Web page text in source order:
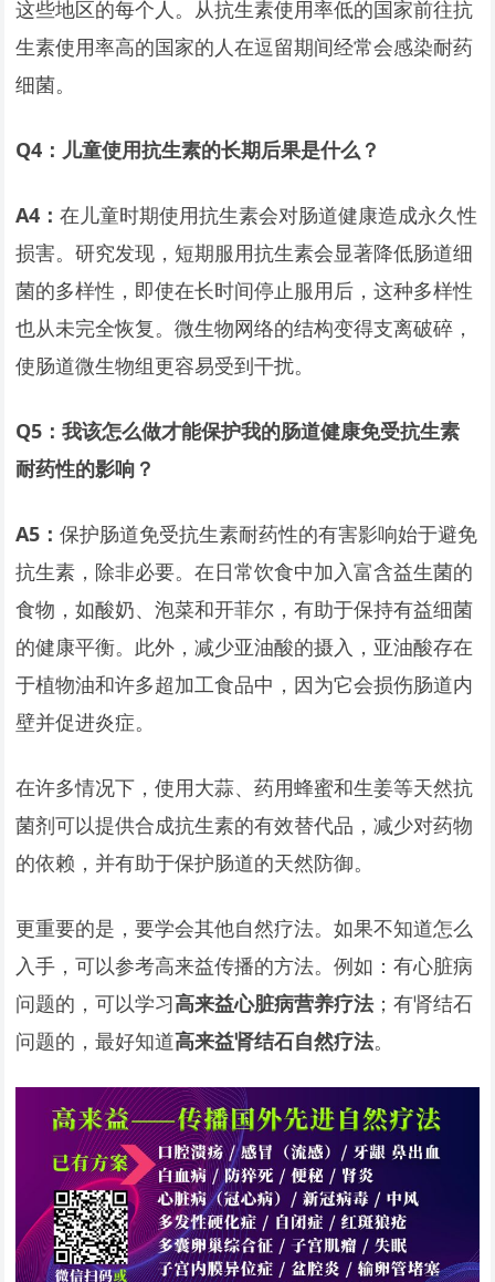
这些地区的每个人。从抗生素使用率低的国家前往抗
生素使用率高的国家的人在逗留期间经常会感染耐药
细菌。
Q4 ：儿童使用抗生素的长期后果是什么？
A4 ：在儿童时期使用抗生素会对肠道健康造成永久性
损害。研究发现，短期服用抗生素会显著降低肠道细
菌的多样性，即使在长时间停止服用后，这种多样性
也从未完全恢复。微生物网络的结构变得支离破碎，
使肠道微生物组更容易受到干扰。
Q5 ：我该怎么做才能保护我的肠道健康免受抗生素
耐药性的影响？
A5 ：保护肠道免受抗生素耐药性的有害影响始于避免
抗生素，除非必要。在日常饮食中加入富含益生菌的
食物，如酸奶、泡菜和开菲尔，有助于保持有益细菌
的健康平衡。此外，减少亚油酸的摄入，亚油酸存在
于植物油和许多超加工食品中，因为它会损伤肠道内
壁并促进炎症。
在许多情况下，使用大蒜、药用蜂蜜和生姜等天然抗
菌剂可以提供合成抗生素的有效替代品，减少对药物
的依赖，并有助于保护肠道的天然防御。
更重要的是，要学会其他自然疗法。如果不知道怎么
入手，可以参考高来益传播的方法。例如：有心脏病
问题的，可以学习高来益心脏病营养疗法；有肾结石
问题的，最好知道高来益肾结石自然疗法。